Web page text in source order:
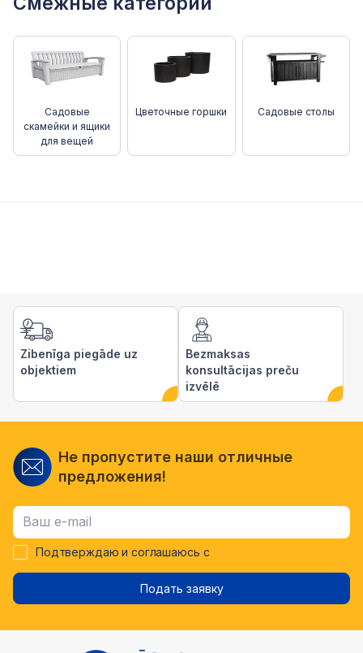
Садовые
скамейки и ящики
для вещей
Цветочные горшки Садовые столы
Zibenīga piegāde uz
objektiem
Bezmaksas
konsultācijas preču
izvēlē
Не пропустите наши отличные
предложения!
Подтверждаю и соглашаюсь с
Подать заявку